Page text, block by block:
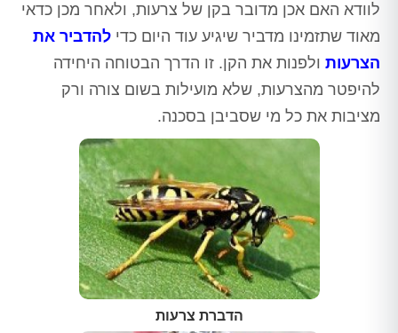
לוודא האם אכן מדובר בקן של צרעות, ולאחר מכן כדאי
מאוד שתזמינו מדביר שיגיע עוד היום כדי להדביר את
הצרעות ולפנות את הקן. זו הדרך הבטוחה היחידה
להיפטר מהצרעות, שלא מועילות בשום צורה ורק
מציבות את כל מי שסביבן בסכנה.
הדברת צרעות